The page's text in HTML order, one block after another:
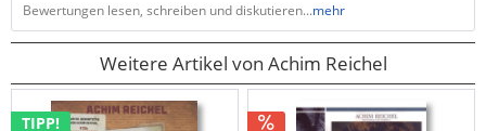
Bewertungen lesen, schreiben und diskutieren...mehr
Weitere Artikel von Achim Reichel
TIPP!